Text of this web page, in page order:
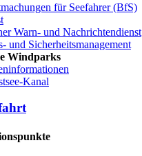
für Seefahrer (BfS)
Warn- und Nachrichtendienst
und Sicherheitsmanagement
Windparks
Kanal